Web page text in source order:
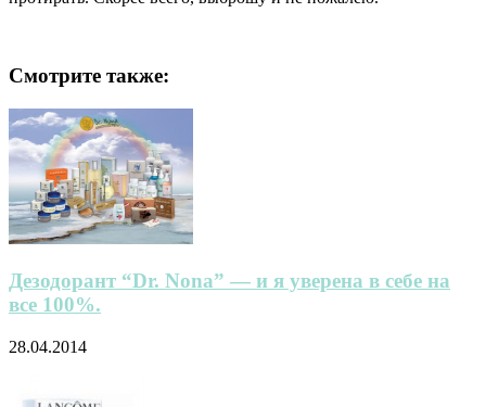
Смотрите также:
Дезодорант “Dr. Nona” — и я уверена в себе на
все 100%.
28.04.2014